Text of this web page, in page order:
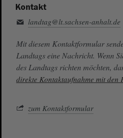
Kontakt
landtag@lt.sachsen-anhalt.de
Mit diesem Kontaktformular
Landtags eine Nachricht. Wenn
des Landtags richten möchten,
direkte Kontaktaufnahme mit den
zum Kontaktformular